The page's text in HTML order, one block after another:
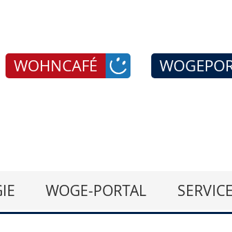
WOHNCAFÉ
WOGE-PORTAL SERVICE